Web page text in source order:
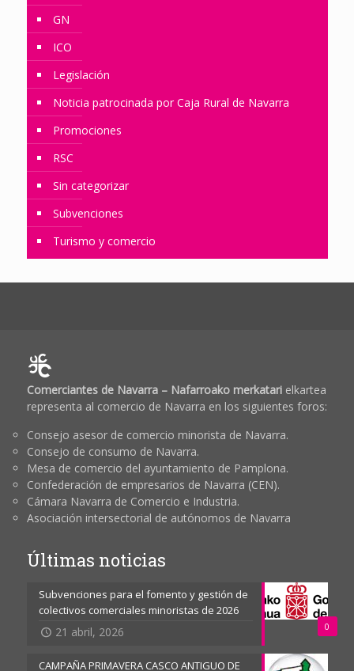
GN
ICO
Legislación
Noticia patrocinada por Caja Rural de Navarra
Promociones
RSC
Sin categorizar
Subvenciones
Turismo y comercio
Comerciantes de Navarra – Nafarroako merkatarielkartea
representa al comercio de Navarra en los siguientes foros:
Consejo asesor de comercio minorista de Navarra.
Consejo de consumo de Navarra.
Mesa de comercio del ayuntamiento de Pamplona.
Confederación de empresarios de Navarra (CEN).
Cámara Navarra de Comercio e Industria.
Asociación intersectorial de autónomos de Navarra
Últimas noticias
0
Subvenciones para el fomento y gestión de
colectivos comerciales minoristas de 2026
21 abril, 2026
CAMPAÑA PRIMAVERA CASCO ANTIGUO DE